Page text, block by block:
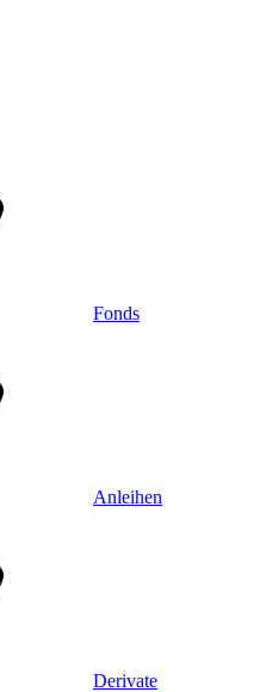
Fonds
Anleihen
Derivate